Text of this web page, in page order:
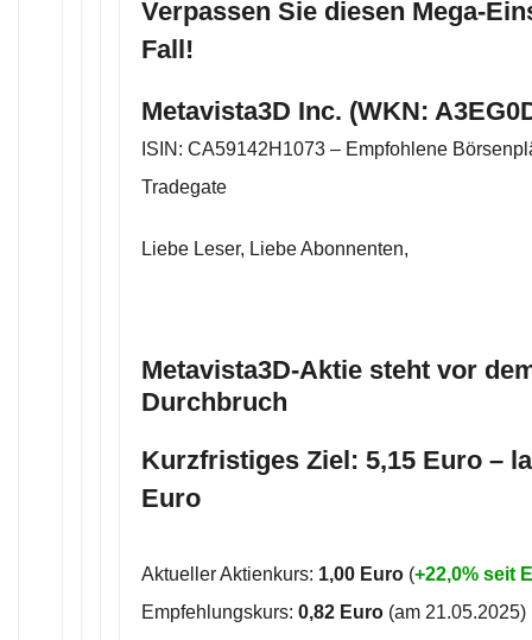
Verpassen Sie diesen Mega-
Fall!
Metavista3D Inc. (WKN:
ISIN: CA59142H1073 – Empfohlene
Tradegate
Liebe Leser, Liebe Abonnenten,
Metavista3D-Aktie steht vor
Durchbruch
Kurzfristiges Ziel: 5,15 Euro –
Euro
Aktueller Aktienkurs: 1,00 Euro (+22,0% seit
Empfehlungskurs: 0,82 Euro (am 21.05.2025)